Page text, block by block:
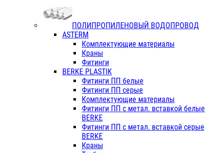
ПОЛИПРОПИЛЕНОВЫЙ ВОДОПРОВОД
ASTERM
Комплектующие материалы
Краны
Фитинги
BERKE PLASTIK
Фитинги ПП белые
Фитинги ПП серые
Комплектующие материалы
Фитинги ПП с метал. вставкой белые
BERKE
Фитинги ПП с метал. вставкой серые
BERKE
Краны